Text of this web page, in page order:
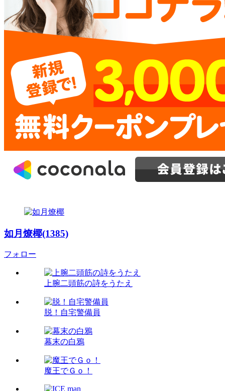
如月燎椰(1385)
フォロー
上腕二頭筋の詩をうたえ
脱！自宅警備員
幕末の白鴉
魔王でＧｏ！